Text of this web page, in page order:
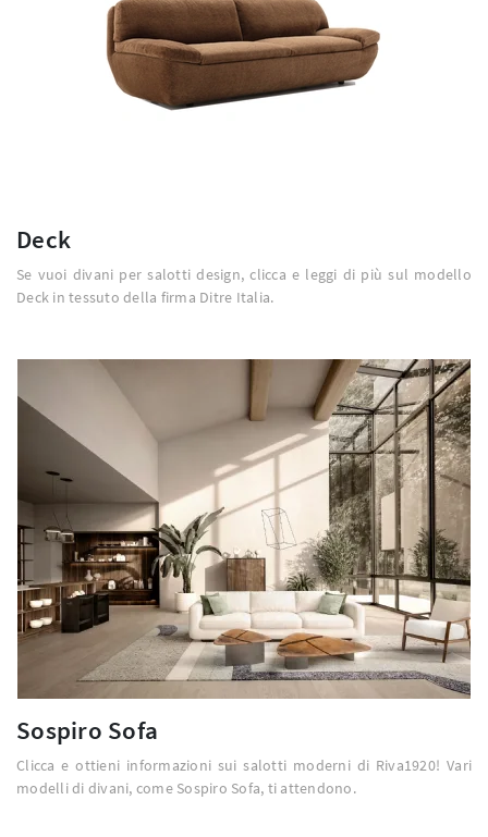
Deck
Se vuoi divani per salotti design, clicca e leggi di più sul modello
Deck in tessuto della firma Ditre Italia.
Sospiro Sofa
Clicca e ottieni informazioni sui salotti moderni di Riva1920! Vari
modelli di divani, come Sospiro Sofa, ti attendono.